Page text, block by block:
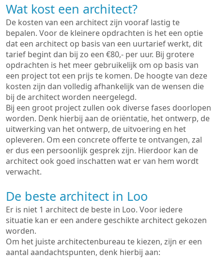
Wat kost een architect?
De kosten van een architect zijn vooraf lastig te
bepalen. Voor de kleinere opdrachten is het een optie
dat een architect op basis van een uurtarief werkt, dit
tarief begint dan bij zo een €80,- per uur. Bij grotere
opdrachten is het meer gebruikelijk om op basis van
een project tot een prijs te komen. De hoogte van deze
kosten zijn dan volledig afhankelijk van de wensen die
bij de architect worden neergelegd.
Bij een groot project zullen ook diverse fases doorlopen
worden. Denk hierbij aan de oriëntatie, het ontwerp, de
uitwerking van het ontwerp, de uitvoering en het
opleveren. Om een concrete offerte te ontvangen, zal
er dus een persoonlijk gesprek zijn. Hierdoor kan de
architect ook goed inschatten wat er van hem wordt
verwacht.
De beste architect in Loo
Er is niet 1 architect de beste in Loo. Voor iedere
situatie kan er een andere geschikte architect gekozen
worden.
Om het juiste architectenbureau te kiezen, zijn er een
aantal aandachtspunten, denk hierbij aan: